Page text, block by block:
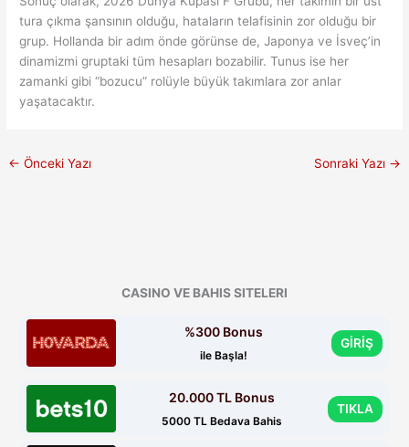
tura çıkma şansının olduğu, hataların telafisinin zor olduğu bir
grup. Hollanda bir adım önde görünse de, Japonya ve İsveç’in
dinamizmi gruptaki tüm hesapları bozabilir. Tunus ise her
zamanki gibi “bozucu” rolüyle büyük takımlara zor anlar
yaşatacaktır.
← Önceki Yazı Sonraki Yazı →
CASINO VE BAHIS SITELERI
%300 Bonus
ile Başla!
GİRİŞ
20.000 TL Bonus
5000 TL Bedava Bahis
TIKLA